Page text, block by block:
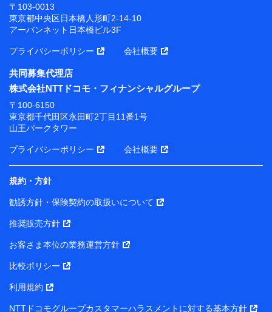
〒103-0013
東京都中央区日本橋人形町2-14-10
アーバンネット日本橋ビル3F
プライバシーポリシー 会社概要
共同募集代理店
株式会社NTTドコモ・フィナンシャルグループ
〒100-6150
東京都千代田区永田町2丁目11番1号
山王パークタワー
プライバシーポリシー 会社概要
規約・方針
勧誘方針・保険契約の取扱いについて
推奨販売方針
お客さま本位の業務運営方針
比較ポリシー
利用規約
NTTドコモグループカスタマーハラスメントに対する基本方針